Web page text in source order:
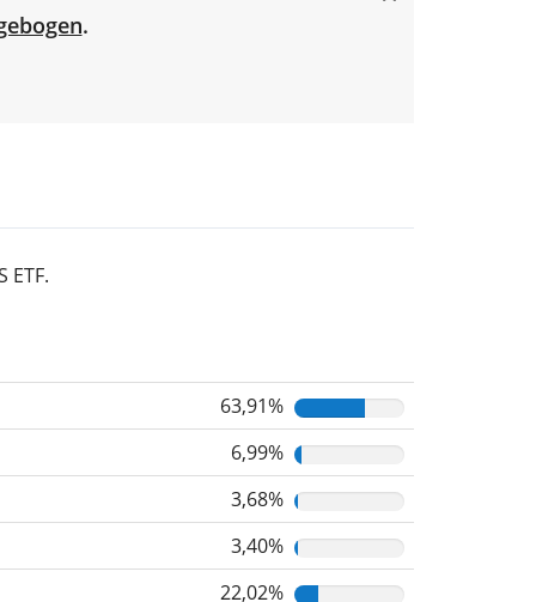
.
63,91%
6,99%
3,68%
3,40%
22,02%